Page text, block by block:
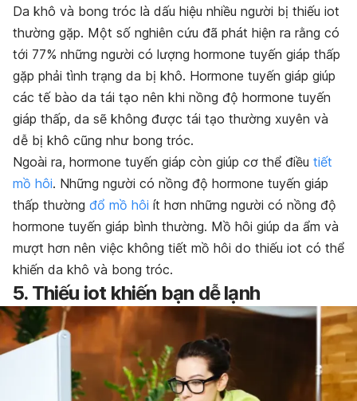
Da khô và bong tróc là dấu hiệu nhiều người bị thiếu iot
thường gặp. Một số nghiên cứu đã phát hiện ra rằng có
tới 77% những người có lượng hormone tuyến giáp thấp
gặp phải tình trạng da bị khô. Hormone tuyến giáp giúp
các tế bào da tái tạo nên khi nồng độ hormone tuyến
giáp thấp, da sẽ không được tái tạo thường xuyên và
dễ bị khô cũng như bong tróc.
Ngoài ra, hormone tuyến giáp còn giúp cơ thể điều tiết
mồ hôi. Những người có nồng độ hormone tuyến giáp
thấp thường đổ mồ hôi ít hơn những người có nồng độ
hormone tuyến giáp bình thường. Mồ hôi giúp da ẩm và
mượt hơn nên việc không tiết mồ hôi do thiếu iot có thể
khiến da khô và bong tróc.
5. Thiếu iot khiến bạn dễ lạnh